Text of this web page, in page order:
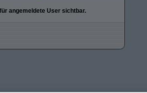
angemeldete User sichtbar.